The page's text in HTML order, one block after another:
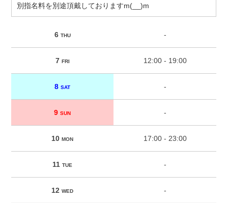
別指名料を別途頂戴しておりますm(__)m
6 THU -
7 FRI 12:00 - 19:00
8SAT -
9SUN -
10MON 17:00 - 23:00
11TUE -
12WED -